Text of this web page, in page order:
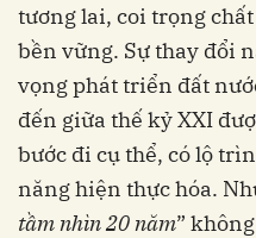
tương lai, coi trọng
bền vững. Sự thay đổi
vọng phát triển đất
đến giữa thế kỷ XXI
bước đi cụ thể, có lộ
năng hiện thực hóa.
tầm nhìn 20 năm”